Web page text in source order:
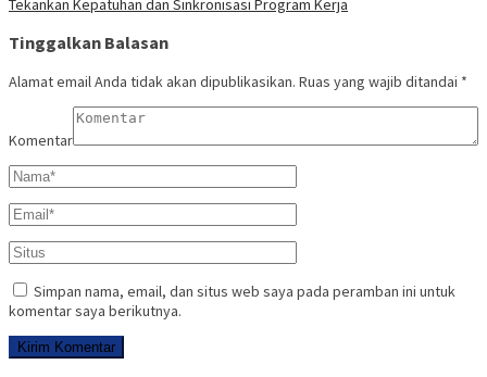
Tekankan Kepatuhan dan Sinkronisasi Program Kerja
Tinggalkan Balasan
Alamat email Anda tidak akan dipublikasikan. Ruas yang wajib ditandai *
Komentar
Simpan nama, email, dan situs web saya pada peramban ini untuk
komentar saya berikutnya.